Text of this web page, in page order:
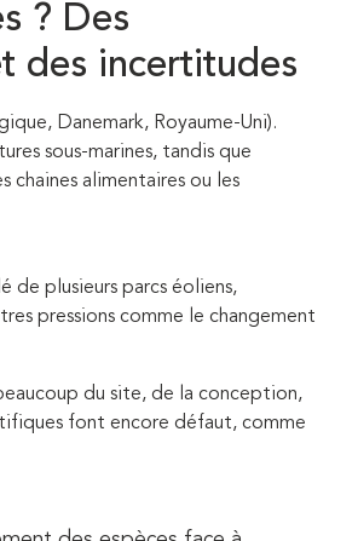
? Des
des incertitudes
Danemark, Royaume-Uni).
sous-marines, tandis que
chaines alimentaires ou les
de plusieurs parcs éoliens,
pressions comme le changement
du site, de la conception,
font encore défaut, comme